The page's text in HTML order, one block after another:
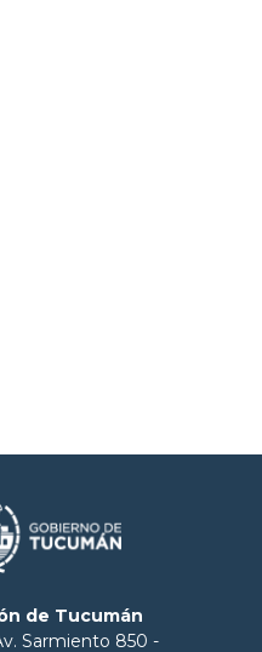
de Tucumán
Sarmiento 850 -